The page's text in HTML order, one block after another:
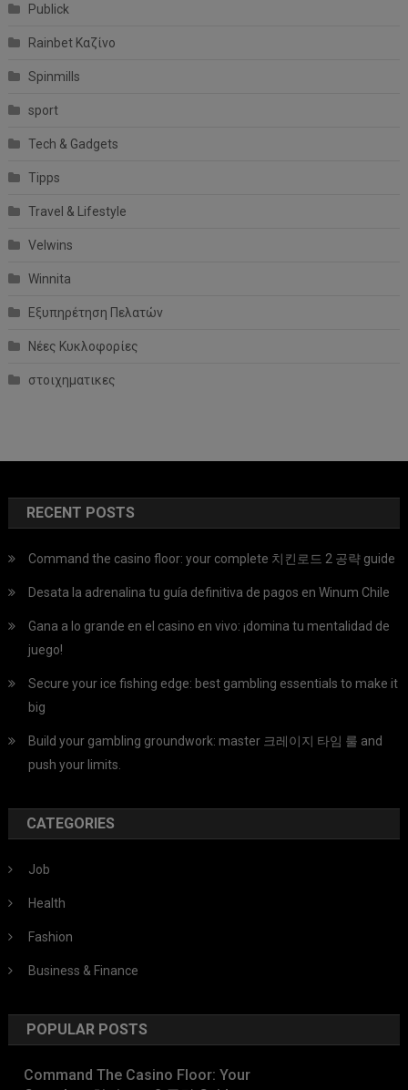
Publick
Rainbet Καζίνο
Spinmills
sport
Tech & Gadgets
Tipps
Travel & Lifestyle
Velwins
Winnita
Εξυπηρέτηση Πελατών
Νέες Κυκλοφορίες
στοιχηματικες
RECENT POSTS
Command the casino floor: your complete 치킨로드 2 공략 guide
Desata la adrenalina tu guía definitiva de pagos en Winum Chile
Gana a lo grande en el casino en vivo: ¡domina tu mentalidad de
juego!
Secure your ice fishing edge: best gambling essentials to make it
big
Build your gambling groundwork: master 크레이지 타임 룰 and
push your limits.
CATEGORIES
Job
Health
Fashion
Business & Finance
POPULAR POSTS
Command The Casino Floor: Your